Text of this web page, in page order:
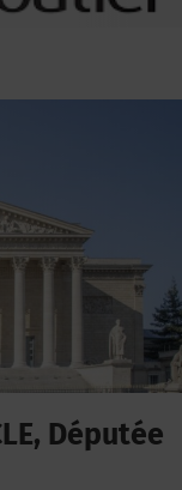
Députée